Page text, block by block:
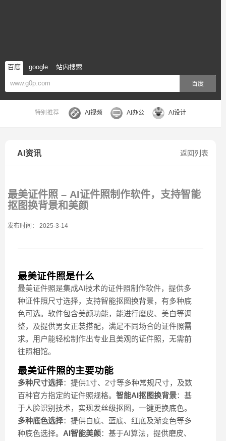
百度 google 站内搜索
百度
特别推荐 AI视频 AI办公 AI设计
返回列表
AI资讯
最美证件照 – AI证件照制作软件，支持智能
抠图换背景和美颜
发布时间： 2025-3-14
最美证件照是什么
最美证件照是集成AI技术的证件照制作软件，提供多
种证件照尺寸选择，支持智能抠图换背景，有多种底
色可选。软件包含美颜功能，能进行磨皮、美白等调
整，及提供男女正装搭配，满足不同场合的证件照需
求。用户能轻松制作出专业且美观的证件照，无需前
往照相馆。
最美证件照的主要功能
多种尺寸选择：提供1寸、2寸等多种常规尺寸，及数
百种官方指定的证件照规格。 智能AI抠图换背景：基
于人脸识别技术，实现发丝级抠图，一键更换底色。
多种底色选择：提供白底、蓝底、红底及渐变色等多
种底色选择。 AI智能美颜：基于AI算法，提供磨皮、